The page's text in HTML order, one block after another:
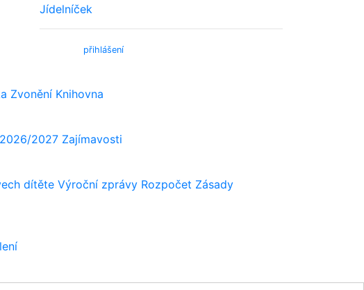
Jídelníček
přihlášení)
Zvonění Knihovna
2027 Zajímavosti
dítěte Výroční zprávy Rozpočet Zásady